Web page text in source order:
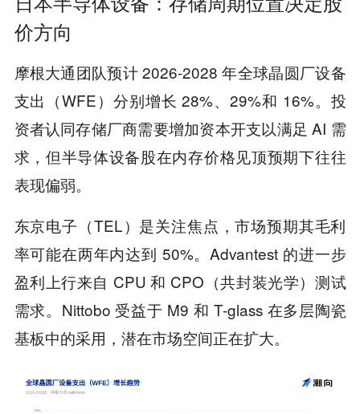
价方向
摩根大通团队预计 2026-2028 年全球晶圆厂设备
支出（WFE）分别增长 28%、29%和 16%。投
资者认同存储厂商需要增加资本开支以满足 AI 需
求，但半导体设备股在内存价格见顶预期下往往
表现偏弱。
东京电子（TEL）是关注焦点，市场预期其毛利
率可能在两年内达到 50%。Advantest 的进一步
盈利上行来自 CPU 和 CPO（共封装光学）测试
需求。Nittobo 受益于 M9 和 T-glass 在多层陶瓷
基板中的采用，潜在市场空间正在扩大。